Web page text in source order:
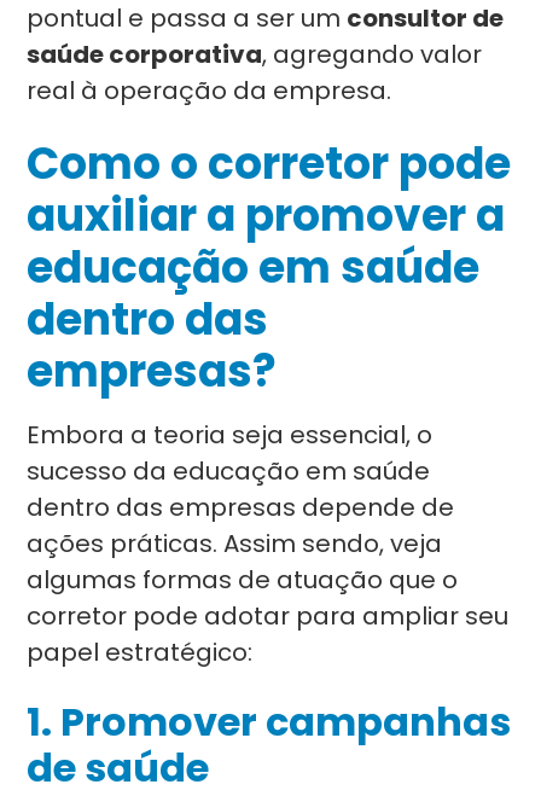
pontual e passa a ser um consultor de
saúde corporativa, agregando valor
real à operação da empresa.
Como o corretor pode
auxiliar a promover a
educação em saúde
dentro das
empresas?
Embora a teoria seja essencial, o
sucesso da educação em saúde
dentro das empresas depende de
ações práticas. Assim sendo, veja
algumas formas de atuação que o
corretor pode adotar para ampliar seu
papel estratégico:
1. Promover campanhas
de saúde